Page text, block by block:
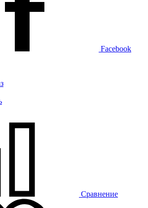
Facebook
Сравнение